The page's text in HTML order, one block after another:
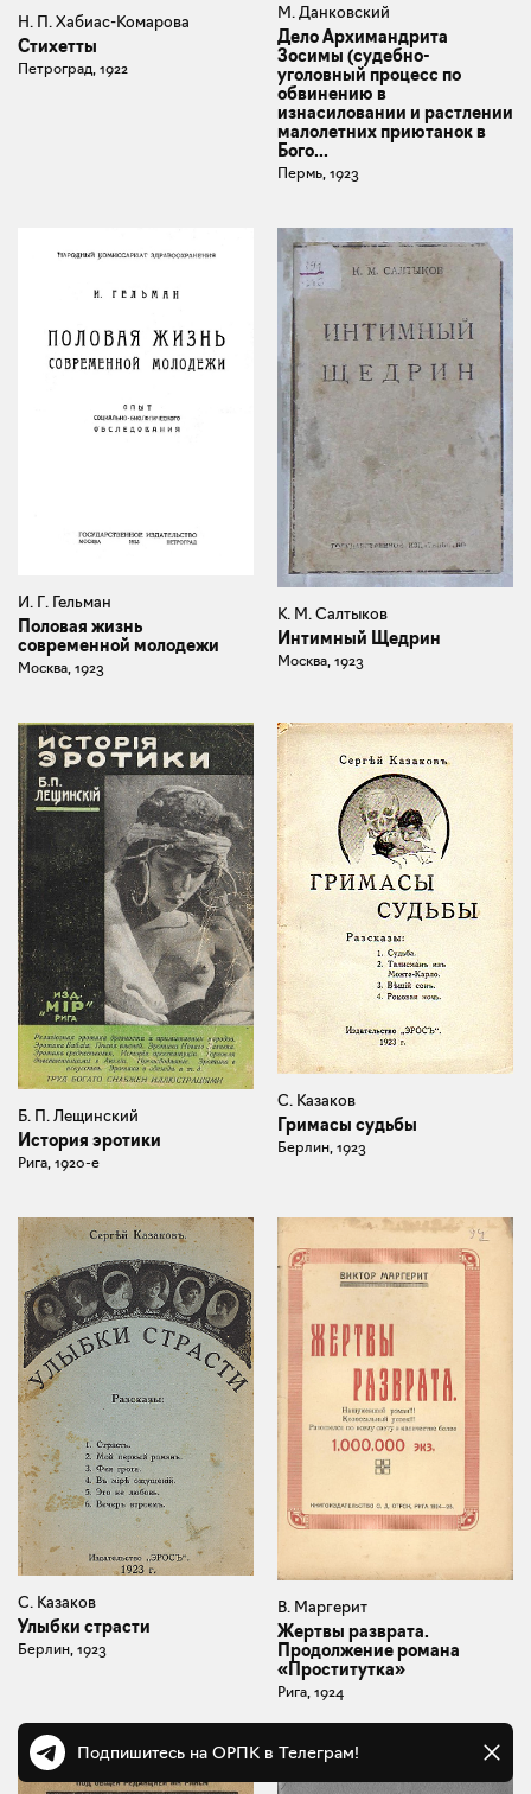
Н. П. Хабиас-Комарова
Стихетты
Петроград, 1922
М. Данковский
Дело Архимандрита
Зосимы (судебно-
уголовный процесс по
обвинению в
изнасиловании и растлении
малолетних приютанок в
Бого...
Пермь, 1923
И. Г. Гельман
Половая жизнь
современной молодежи
Москва, 1923
К. М. Салтыков
Интимный Щедрин
Москва, 1923
Б. П. Лещинский
История эротики
Рига, 1920-e
С. Казаков
Гримасы судьбы
Берлин, 1923
С. Казаков
Улыбки страсти
Берлин, 1923
В. Маргерит
Жертвы разврата.
Продолжение романа
«Проститутка»
Рига, 1924
Подпишитесь на ОРПК в Телеграм!